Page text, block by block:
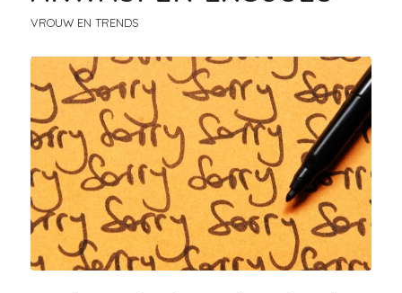
VROUW EN TRENDS